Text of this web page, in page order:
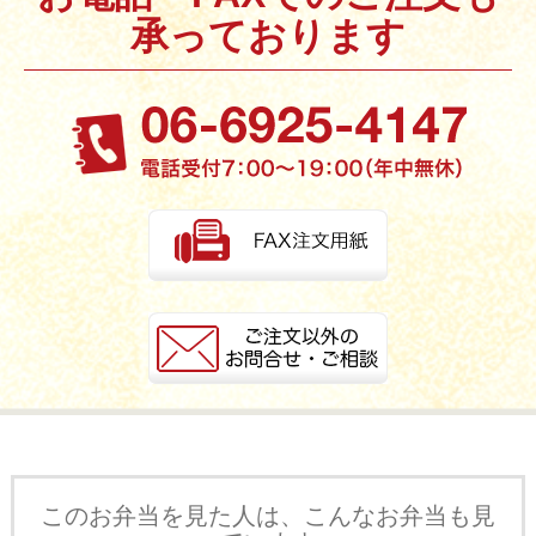
お買い物を続ける カートへ進む
承っております
このお弁当を見た人は、こんなお弁当も見